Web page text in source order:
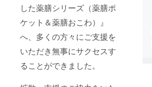
した薬膳シリーズ（薬膳ポ
ケット＆薬膳おこわ）』
へ、多くの方々にご支援を
いただき無事にサクセスす
ることができました。